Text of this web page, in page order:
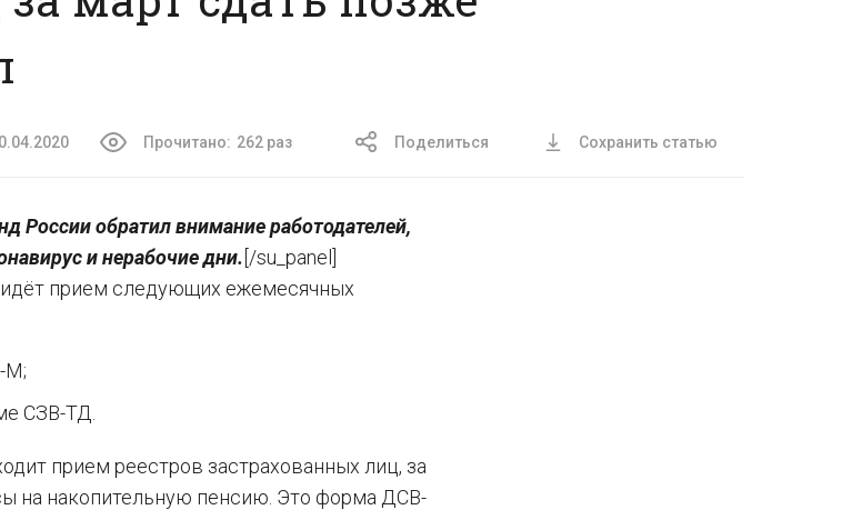
Прочитано: 262 раз Поделиться Сохранить статью
России обратил внимание работодателей,
и нерабочие дни. [/su_panel]
прием следующих ежемесячных
М;
СЗВ-ТД.
прием реестров застрахованных лиц, за
на накопительную пенсию. Это форма ДСВ-